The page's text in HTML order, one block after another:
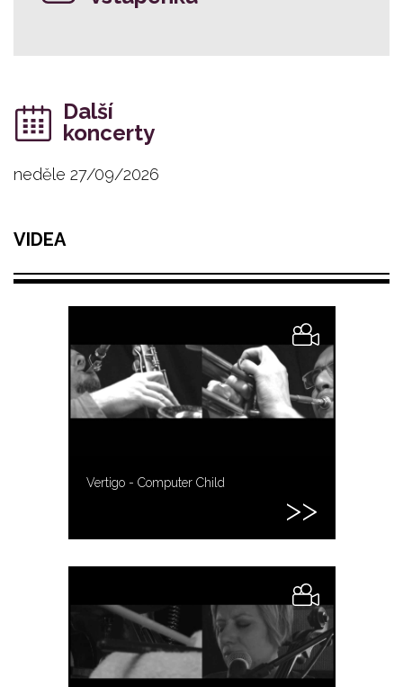
Další
koncerty
neděle 27/09/2026
VIDEA
Vertigo - Computer Child